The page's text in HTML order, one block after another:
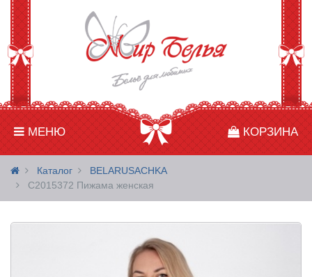
МЕНЮ КОРЗИНА
Каталог
BELARUSACHKA
С2015372 Пижама женская